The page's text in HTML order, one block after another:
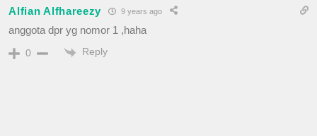
Alfian Alfhareezy 9 years ago
anggota dpr yg nomor 1 ,haha
0 Reply